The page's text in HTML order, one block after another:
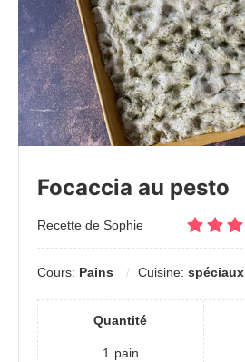
Focaccia au pesto
Recette de Sophie
Cours: Pains Cuisine: spéciaux
Quantité
1 pain